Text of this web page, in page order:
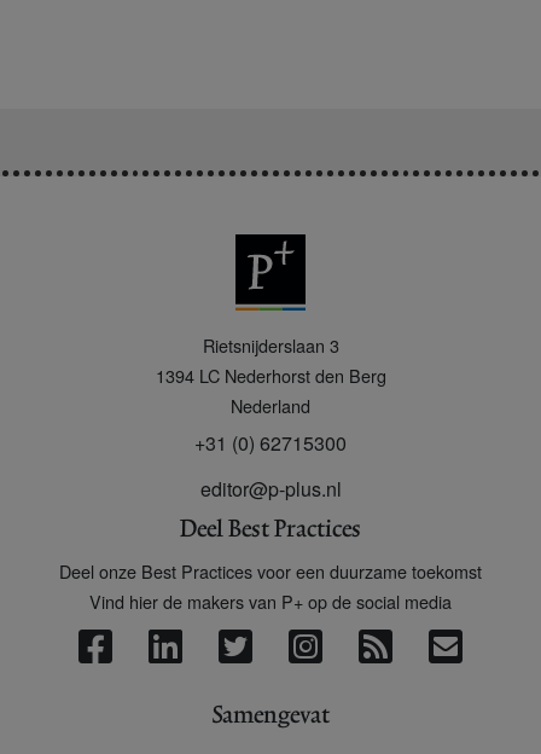
Rietsnijderslaan 3
1394 LC Nederhorst den Berg
Nederland
+31 (0) 62715300
editor@p-plus.nl
Deel Best Practices
Deel onze Best Practices voor een duurzame toekomst
Vind hier de makers van P+ op de social media
Samengevat